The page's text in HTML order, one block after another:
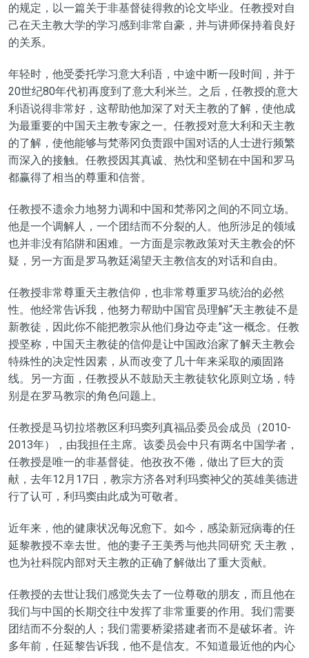
的规定，以一篇关于非基督徒得救的论文毕业。任教授对自
己在天主教大学的学习感到非常自豪，并与讲师保持着良好
的关系。
年轻时，他受委托学习意大利语，中途中断一段时间，并于
20世纪80年代初再度到了意大利米兰。之后，任教授的意大
利语说得非常好，这帮助他加深了对天主教的了解，使他成
为最重要的中国天主教专家之一。任教授对意大利和天主教
的了解，使他能够与梵蒂冈负责跟中国对话的人士进行频繁
而深入的接触。任教授因其真诚、热忱和坚韧在中国和罗马
都赢得了相当的尊重和信誉。
任教授不遗余力地努力调和中国和梵蒂冈之间的不同立场。
他是一个调解人，一个团结而不分裂的人。他所涉足的领域
也并非没有陷阱和困难。一方面是宗教政策对天主教会的怀
疑，另一方面是罗马教廷渴望天主教信友的对话和自由。
任教授非常尊重天主教信仰，也非常尊重罗马统治的必然
性。他经常告诉我，他努力帮助中国官员理解“天主教徒不是
新教徒，因此你不能把教宗从他们身边夺走”这一概念。任教
授坚称，中国天主教徒的信仰是让中国政治家了解天主教会
特殊性的决定性因素，从而改变了几十年来采取的顽固路
线。另一方面，任教授从不鼓励天主教徒软化原则立场，特
别是在罗马教宗的角色问题上。
任教授是马切拉塔教区利玛窦列真福品委员会成员（2010-
2013年），由我担任主席。该委员会中只有两名中国学者，
任教授是唯一的非基督徒。他孜孜不倦，做出了巨大的贡
献，去年12月17日，教宗方济各对利玛窦神父的英雄美德进
行了认可，利玛窦由此成为可敬者。
近年来，他的健康状况每况愈下。如今，感染新冠病毒的任
延黎教授不幸去世。他的妻子王美秀与他共同研究 天主教，
也为社科院内部对天主教的正确了解做出了重大贡献。
任教授的去世让我们感觉失去了一位尊敬的朋友，而且他在
我们与中国的长期交往中发挥了非常重要的作用。我们需要
团结而不分裂的人；我们需要桥梁搭建者而不是破坏者。许
多年前，任延黎告诉我，他不是信友。不知道最近他的内心